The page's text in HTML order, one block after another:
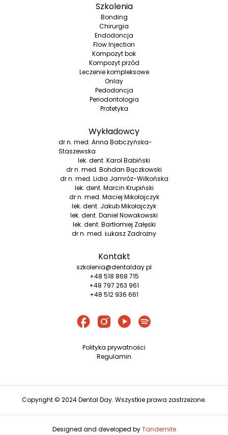
Szkolenia
Bonding
Chirurgia
Endodoncja
Flow Injection
Kompozyt bok
Kompozyt przód
Leczenie kompleksowe
Onlay
Pedodoncja
Periodontologia
Protetyka
Wykładowcy
dr n. med. Anna Babczyńska-
Staszewska
lek. dent. Karol Babiński
dr n. med. Bohdan Bączkowski
dr n. med. Lidia Jamróz-Wilkońska
lek. dent. Marcin Krupiński
dr n. med. Maciej Mikołajczyk
lek. dent. Jakub Mikołajczyk
lek. dent. Daniel Nowakowski
lek. dent. Bartłomiej Załęski
dr n. med. Łukasz Zadrożny
Kontakt
szkolenia@dentalday.pl
+48 518 868 715
+48 797 263 961
+48 512 936 661
Polityka prywatności
Regulamin
Copyright © 2024 Dental Day. Wszystkie prawa zastrzeżone.
Designed and developed byTandemite